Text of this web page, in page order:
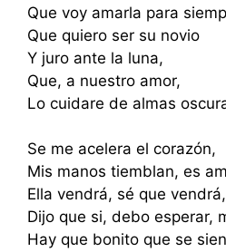
Que voy amarla para
Que quiero ser su novio
Y juro ante la luna,
Que, a nuestro amor,
Lo cuidare de almas
Se me acelera el corazón,
Mis manos tiemblan, es
Ella vendrá, sé que vendrá,
Dijo que si, debo esperar,
Hay que bonito que se